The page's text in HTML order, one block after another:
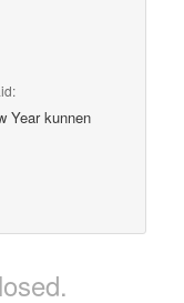
Year kunnen